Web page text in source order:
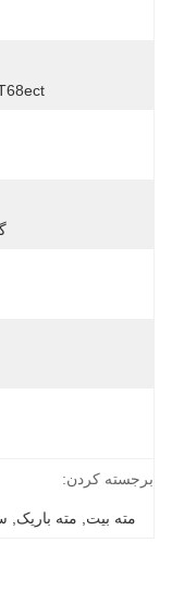
برجسته کردن:
مته بیت, مته باریک,